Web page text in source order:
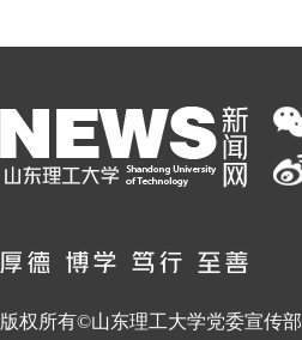
版权所有©山东理工大学党委宣传部